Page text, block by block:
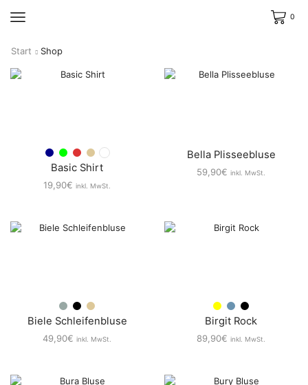
0
Start Shop
Basic Shirt
19,90€ inkl. MwSt.
Bella Plisseebluse
59,90€ inkl. MwSt.
Biele Schleifenbluse
49,90€ inkl. MwSt.
Birgit Rock
89,90€ inkl. MwSt.